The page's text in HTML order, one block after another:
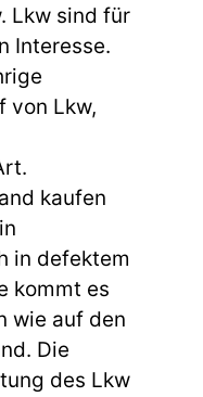
Lkw sind für
Interesse.
von Lkw,
kaufen
in defektem
kommt es
wie auf den
Die
des Lkw